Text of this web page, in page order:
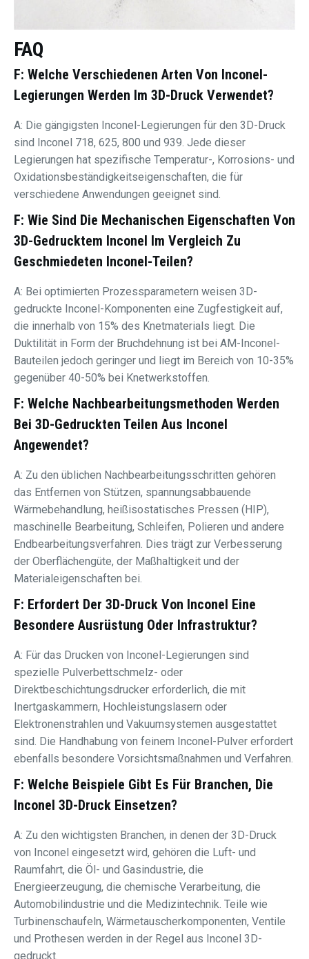
FAQ
F: Welche Verschiedenen Arten Von Inconel-
Legierungen Werden Im 3D-Druck Verwendet?
A: Die gängigsten Inconel-Legierungen für den 3D-Druck
sind Inconel 718, 625, 800 und 939. Jede dieser
Legierungen hat spezifische Temperatur-, Korrosions- und
Oxidationsbeständigkeitseigenschaften, die für
verschiedene Anwendungen geeignet sind.
F: Wie Sind Die Mechanischen Eigenschaften Von
3D-Gedrucktem Inconel Im Vergleich Zu
Geschmiedeten Inconel-Teilen?
A: Bei optimierten Prozessparametern weisen 3D-
gedruckte Inconel-Komponenten eine Zugfestigkeit auf,
die innerhalb von 15% des Knetmaterials liegt. Die
Duktilität in Form der Bruchdehnung ist bei AM-Inconel-
Bauteilen jedoch geringer und liegt im Bereich von 10-35%
gegenüber 40-50% bei Knetwerkstoffen.
F: Welche Nachbearbeitungsmethoden Werden
Bei 3D-Gedruckten Teilen Aus Inconel
Angewendet?
A: Zu den üblichen Nachbearbeitungsschritten gehören
das Entfernen von Stützen, spannungsabbauende
Wärmebehandlung, heißisostatisches Pressen (HIP),
maschinelle Bearbeitung, Schleifen, Polieren und andere
Endbearbeitungsverfahren. Dies trägt zur Verbesserung
der Oberflächengüte, der Maßhaltigkeit und der
Materialeigenschaften bei.
F: Erfordert Der 3D-Druck Von Inconel Eine
Besondere Ausrüstung Oder Infrastruktur?
A: Für das Drucken von Inconel-Legierungen sind
spezielle Pulverbettschmelz- oder
Direktbeschichtungsdrucker erforderlich, die mit
Inertgaskammern, Hochleistungslasern oder
Elektronenstrahlen und Vakuumsystemen ausgestattet
sind. Die Handhabung von feinem Inconel-Pulver erfordert
ebenfalls besondere Vorsichtsmaßnahmen und Verfahren.
F: Welche Beispiele Gibt Es Für Branchen, Die
Inconel 3D-Druck Einsetzen?
A: Zu den wichtigsten Branchen, in denen der 3D-Druck
von Inconel eingesetzt wird, gehören die Luft- und
Raumfahrt, die Öl- und Gasindustrie, die
Energieerzeugung, die chemische Verarbeitung, die
Automobilindustrie und die Medizintechnik. Teile wie
Turbinenschaufeln, Wärmetauscherkomponenten, Ventile
und Prothesen werden in der Regel aus Inconel 3D-
gedruckt.